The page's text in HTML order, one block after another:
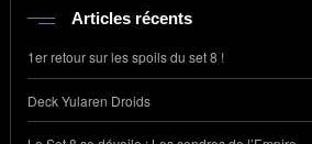
Articles récents
1er retour sur les spoils du set 8 !
Deck Yularen Droids